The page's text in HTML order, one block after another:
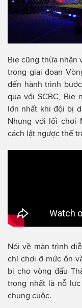
Bie cũng thừa nhận
trong giai đoạn
đến hành trình
qua với SCBC, Bie
lớn nhất khi đội bị
Nhưng với lối chơi
cách lật ngược thế
Nói về màn trình
chỉ chơi ở mức ổn
bị cho vòng đấu
trọng nhất là nỗ
chung cuộc.